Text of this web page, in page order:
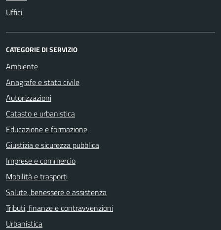
Uffici
CATEGORIE DI SERVIZIO
Ambiente
Anagrafe e stato civile
Autorizzazioni
Catasto e urbanistica
Educazione e formazione
Giustizia e sicurezza pubblica
Imprese e commercio
Mobilità e trasporti
Salute, benessere e assistenza
Tributi, finanze e contravvenzioni
Urbanistica